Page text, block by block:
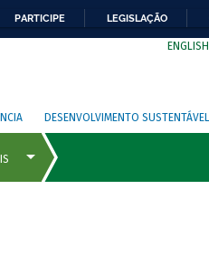
PARTICIPE LEGISLAÇÃO
ENGLISH
DESENVOLVIMENTO SUSTENTÁVEL